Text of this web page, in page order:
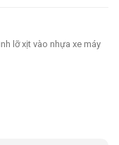
lỡ xịt vào nhựa xe máy